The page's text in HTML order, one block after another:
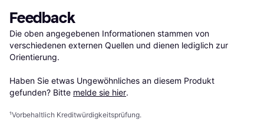
Feedback
Die oben angegebenen Informationen stammen von
verschiedenen externen Quellen und dienen lediglich zur
Orientierung.
Haben Sie etwas Ungewöhnliches an diesem Produkt
gefunden? Bitte melde sie hier.
¹Vorbehaltlich Kreditwürdigkeitsprüfung.